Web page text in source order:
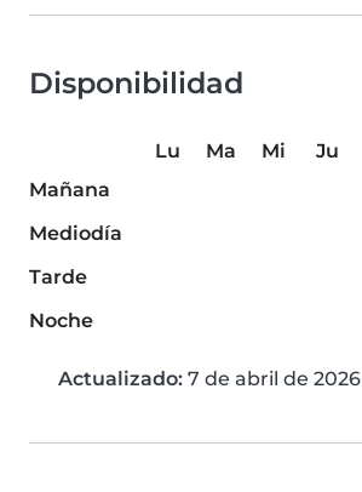
Disponibilidad
Lu Ma Mi Ju
Mañana
Mediodía
Tarde
Noche
Actualizado: 7 de abril de 2026